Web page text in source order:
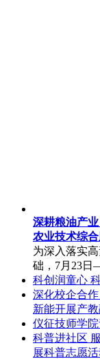
深耕粮油产
农业技术综
为深入落实
础，7月23日
科创润童心
深化校企合
新能开展产
仪征技师学
科普进社区
展科普志愿